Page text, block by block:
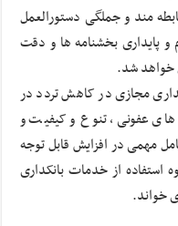
مند و جملگی دستورالعمل
و پایداری بخشنامه ها و دقت
خواهد شد.
مجازی در کاهش تردد در
های عفونی، تنوع و کیفیت و
مهمی در افزایش قابل توجه
استفاده از خدمات بانکداری
خواند.